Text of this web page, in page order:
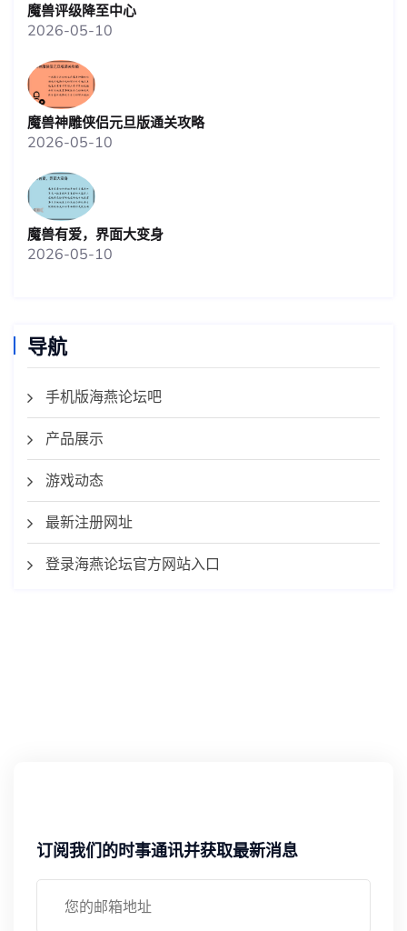
魔兽评级降至中心
2026-05-10
魔兽神雕侠侣元旦版通关攻略
2026-05-10
魔兽有爱，界面大变身
2026-05-10
导航
手机版海燕论坛吧
产品展示
游戏动态
最新注册网址
登录海燕论坛官方网站入口
订阅我们的时事通讯并获取最新消息